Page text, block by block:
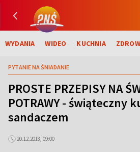
WYDANIA WIDEO KUCHNIA
PYTANIE NA ŚNIADANIE
PROSTE PRZEPISY NA
POTRAWY - świąteczny
sandaczem
20.12.2018, 09:00